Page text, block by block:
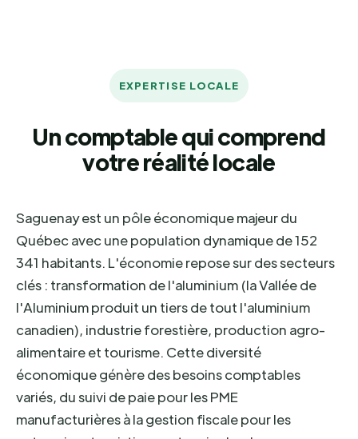
EXPERTISE LOCALE
Un comptable qui comprend
votre réalité locale
Saguenay est un pôle économique majeur du
Québec avec une population dynamique de 152
341 habitants. L'économie repose sur des secteurs
clés : transformation de l'aluminium (la Vallée de
l'Aluminium produit un tiers de tout l'aluminium
canadien), industrie forestière, production agro-
alimentaire et tourisme. Cette diversité
économique génère des besoins comptables
variés, du suivi de paie pour les PME
manufacturières à la gestion fiscale pour les